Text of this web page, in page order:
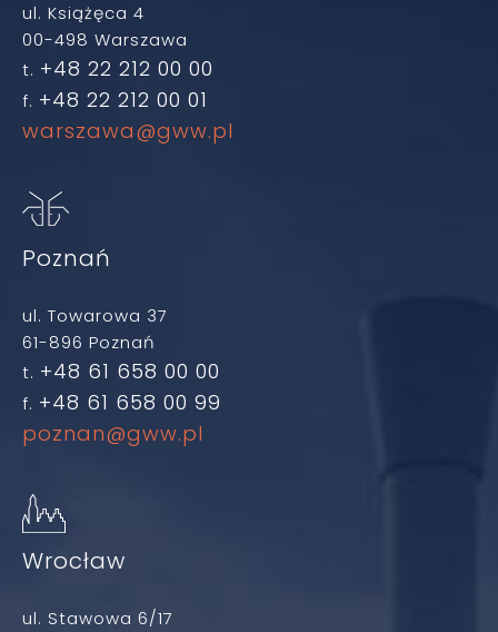
ul. Książęca 4
00-498 Warszawa
t. +48 22 212 00 00
f. +48 22 212 00 01
warszawa@gww.pl
Poznań
ul. Towarowa 37
61-896 Poznań
t. +48 61 658 00 00
f. +48 61 658 00 99
poznan@gww.pl
Wrocław
ul. Stawowa 6/17